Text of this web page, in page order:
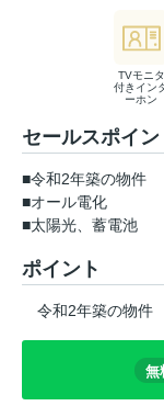
TVモニタ
付きイン
ーホン
セールスポイン
■令和2年築の物件
■オール電化
■太陽光、蓄電池
ポイント
令和2年築の物件
無